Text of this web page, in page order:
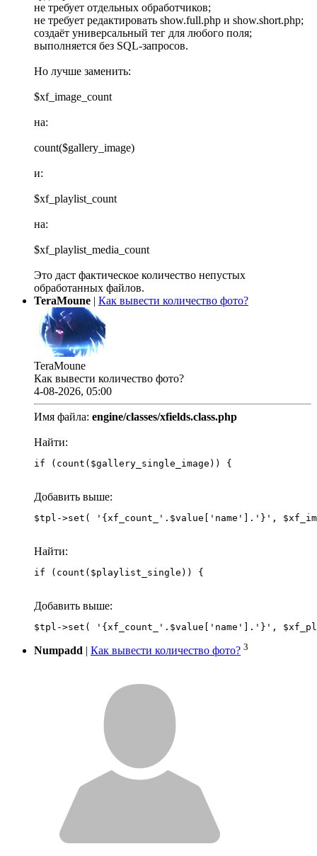
не требует отдельных обработчиков;
не требует редактировать show.full.php и show.short.php;
создаёт универсальный тег для любого поля;
выполняется без SQL-запросов.
Но лучше заменить:
$xf_image_count
на:
count($gallery_image)
и:
$xf_playlist_count
на:
$xf_playlist_media_count
Это даст фактическое количество непустых
обработанных файлов.
TeraMoune | Как вывести количество фото?
TeraMoune
Как вывести количество фото?
4-08-2026, 05:00
Имя файла: engine/classes/xfields.class.php
Найти:
if (count($gallery_single_image)) {
Добавить выше:
Найти:
if (count($playlist_single)) {
Добавить выше:
Numpadd Как вывести количество фото? 3